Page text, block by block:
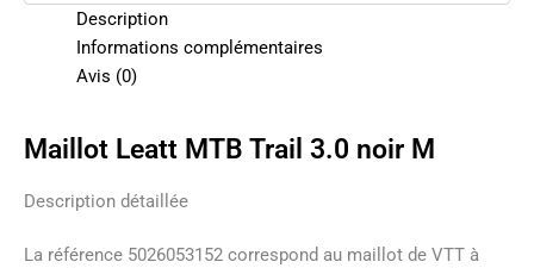
Description
Informations complémentaires
Avis (0)
Maillot Leatt MTB Trail 3.0 noir M
Description détaillée
La référence 5026053152 correspond au maillot de VTT à